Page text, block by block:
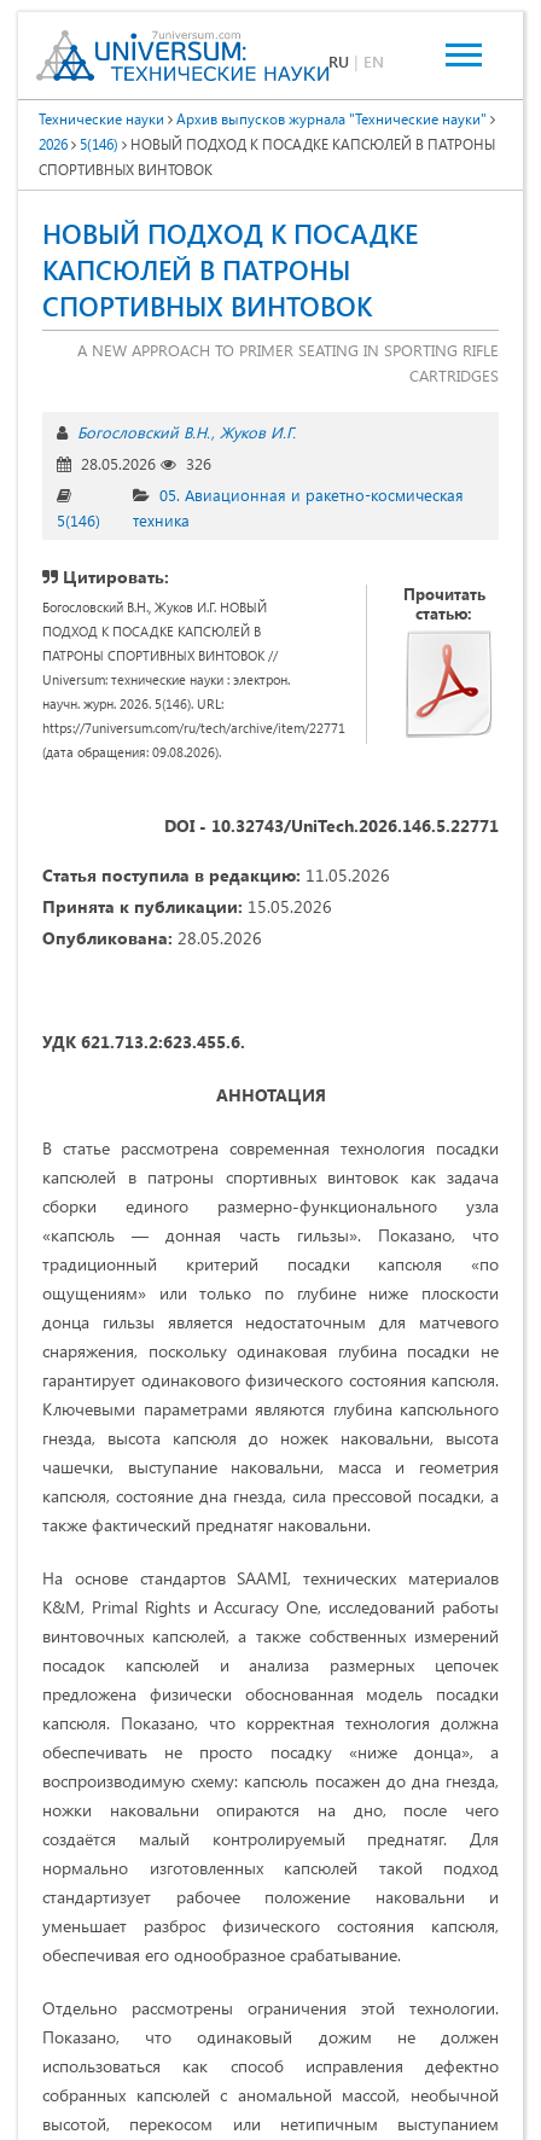
RU | EN
Технические науки
Архив выпусков журнала "Технические науки"
2026
5(146)
НОВЫЙ ПОДХОД К ПОСАДКЕ КАПСЮЛЕЙ В ПАТРОНЫ
СПОРТИВНЫХ ВИНТОВОК
НОВЫЙ ПОДХОД К ПОСАДКЕ
КАПСЮЛЕЙ В ПАТРОНЫ
СПОРТИВНЫХ ВИНТОВОК
A NEW APPROACH TO PRIMER SEATING IN SPORTING RIFLE
CARTRIDGES
Богословский В.Н. Жуков И.Г.
28.05.2026
326
5(146)
05. Авиационная и ракетно-космическая
техника
Цитировать:
Богословский В.Н., Жуков И.Г. НОВЫЙ
ПОДХОД К ПОСАДКЕ КАПСЮЛЕЙ В
ПАТРОНЫ СПОРТИВНЫХ ВИНТОВОК //
Universum: технические науки : электрон.
научн. журн. 2026. 5(146). URL:
https://7universum.com/ru/tech/archive/item/22771
(дата обращения: 09.08.2026).
Прочитать
статью:
DOI - 10.32743/UniTech.2026.146.5.22771
Статья поступила в редакцию: 11.05.2026
Принята к публикации: 15.05.2026
Опубликована: 28.05.2026
УДК 621.713.2:623.455.6.
АННОТАЦИЯ
В статье рассмотрена современная технология посадки
капсюлей в патроны спортивных винтовок как задача
сборки единого размерно-функционального узла
«капсюль — донная часть гильзы». Показано, что
традиционный критерий посадки капсюля «по
ощущениям» или только по глубине ниже плоскости
донца гильзы является недостаточным для матчевого
снаряжения, поскольку одинаковая глубина посадки не
гарантирует одинакового физического состояния капсюля.
Ключевыми параметрами являются глубина капсюльного
гнезда, высота капсюля до ножек наковальни, высота
чашечки, выступание наковальни, масса и геометрия
капсюля, состояние дна гнезда, сила прессовой посадки, а
также фактический преднатяг наковальни.
На основе стандартов SAAMI, технических материалов
K&M, Primal Rights и Accuracy One, исследований работы
винтовочных капсюлей, а также собственных измерений
посадок капсюлей и анализа размерных цепочек
предложена физически обоснованная модель посадки
капсюля. Показано, что корректная технология должна
обеспечивать не просто посадку «ниже донца», а
воспроизводимую схему: капсюль посажен до дна гнезда,
ножки наковальни опираются на дно, после чего
создаётся малый контролируемый преднатяг. Для
нормально изготовленных капсюлей такой подход
стандартизует рабочее положение наковальни и
уменьшает разброс физического состояния капсюля,
обеспечивая его однообразное срабатывание.
Отдельно рассмотрены ограничения этой технологии.
Показано, что одинаковый дожим не должен
использоваться как способ исправления дефектно
собранных капсюлей с аномальной массой, необычной
высотой, перекосом или нетипичным выступанием